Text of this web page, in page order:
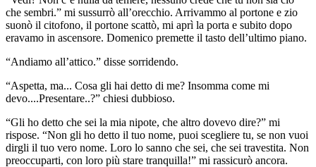
che sembri.” mi sussurrò all’orecchio. Arrivammo al portone e zio
suonò il citofono, il portone scattò, mi aprì la porta e subito dopo
eravamo in ascensore. Domenico premette il tasto dell’ultimo piano.
“Andiamo all’attico.” disse sorridendo.
“Aspetta, ma... Cosa gli hai detto di me? Insomma come mi
devo....Presentare..?” chiesi dubbioso.
“Gli ho detto che sei la mia nipote, che altro dovevo dire?” mi
rispose. “Non gli ho detto il tuo nome, puoi scegliere tu, se non vuoi
dirgli il tuo vero nome. Loro lo sanno che sei, che sei travestita. Non
preoccuparti, con loro più stare tranquilla!” mi rassicurò ancora.